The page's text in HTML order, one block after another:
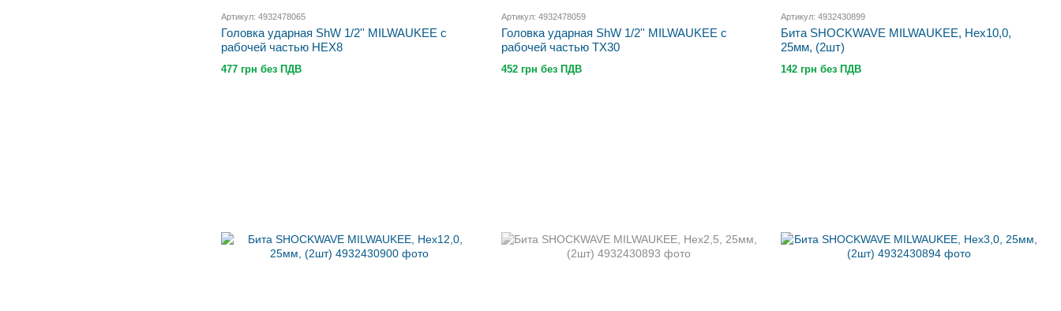
Артикул: 4932478065
Головка ударная ShW 1/2'' MILWAUKEE с
рабочей частью HEX8
477 грн без ПДВ
Артикул: 4932478059
Головка ударная ShW 1/2'' MILWAUKEE с
рабочей частью TX30
452 грн без ПДВ
Артикул: 4932430899
Бита SHOCKWAVE MILWAUKEE, Hex10,0,
25мм, (2шт)
142 грн без ПДВ